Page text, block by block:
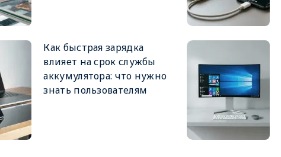
Как быстрая зарядка
влияет на срок службы
аккумулятора: что нужно
знать пользователям